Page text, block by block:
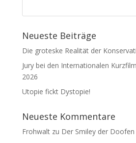
Neueste Beiträge
Die groteske Realität der
Jury bei den Internationalen
2026
Utopie fickt Dystopie!
Neueste Kommentare
Frohwaltzu Der Smiley der Doofen